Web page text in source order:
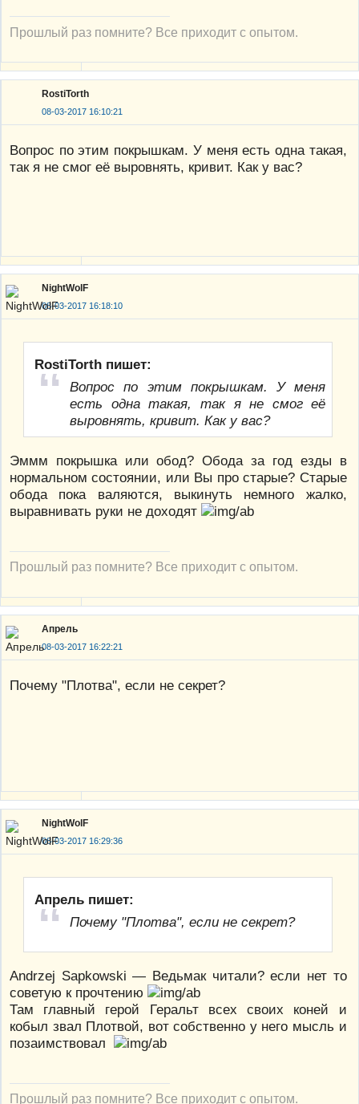
Прошлый раз помните? Все приходит с опытом.
RostiTorth
08-03-2017 16:10:21
Вопрос по этим покрышкам. У меня есть одна такая,
так я не смог её выровнять, кривит. Как у вас?
NightWolF
08-03-2017 16:18:10
RostiTorth пишет:
Вопрос по этим покрышкам. У меня
есть одна такая, так я не смог её
выровнять, кривит. Как у вас?
Эммм покрышка или обод? Обода за год езды в
нормальном состоянии, или Вы про старые? Старые
обода пока валяются, выкинуть немного жалко,
выравнивать руки не доходят
Прошлый раз помните? Все приходит с опытом.
Апрель
08-03-2017 16:22:21
Почему "Плотва", если не секрет?
NightWolF
08-03-2017 16:29:36
Апрель пишет:
Почему "Плотва", если не секрет?
Andrzej Sapkowski — Ведьмак читали? если нет то
советую к прочтению
Там главный герой Геральт всех своих коней и
кобыл звал Плотвой, вот собственно у него мысль и
позаимствовал
Прошлый раз помните? Все приходит с опытом.